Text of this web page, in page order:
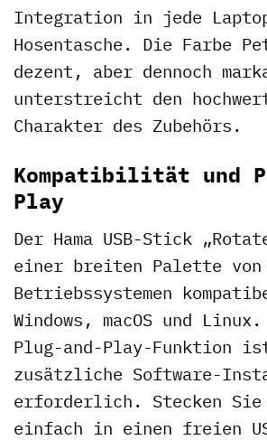
Integration in jede
Hosentasche. Die Farbe
dezent, aber dennoch
unterstreicht den
Charakter des Zubehörs.
Kompatibilität und
Play
Der Hama USB-Stick
einer breiten Palette von
Betriebssystemen
Windows, macOS und
Plug-and-Play-Funktion
zusätzliche Software-
erforderlich. Stecken Sie
einfach in einen freien